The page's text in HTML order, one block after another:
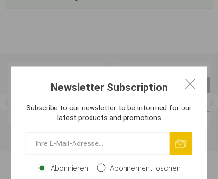
Newsletter Subscription
Subscribe to our newsletter to be informed for our
latest products and promotions
Abonnieren Abonnement löschen